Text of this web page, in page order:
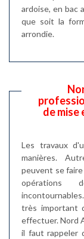
ardoise, en bac
que soit la
arrondie.
de mise
Les travaux
manières.
peuvent se
opérations
très important
effectuer. Nord
il faut rappeler